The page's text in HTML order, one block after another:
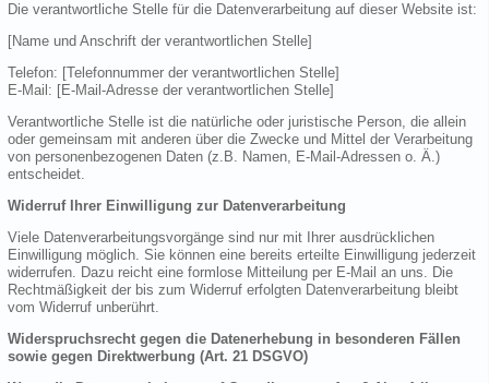
Die verantwortliche Stelle für die Datenverarbeitung auf dieser Website ist:
[Name und Anschrift der verantwortlichen Stelle]
Telefon: [Telefonnummer der verantwortlichen Stelle]
E-Mail: [E-Mail-Adresse der verantwortlichen Stelle]
Verantwortliche Stelle ist die natürliche oder juristische Person, die allein
oder gemeinsam mit anderen über die Zwecke und Mittel der Verarbeitung
von personenbezogenen Daten (z.B. Namen, E-Mail-Adressen o. Ä.)
entscheidet.
Widerruf Ihrer Einwilligung zur Datenverarbeitung
Viele Datenverarbeitungsvorgänge sind nur mit Ihrer ausdrücklichen
Einwilligung möglich. Sie können eine bereits erteilte Einwilligung jederzeit
widerrufen. Dazu reicht eine formlose Mitteilung per E-Mail an uns. Die
Rechtmäßigkeit der bis zum Widerruf erfolgten Datenverarbeitung bleibt
vom Widerruf unberührt.
Widerspruchsrecht gegen die Datenerhebung in besonderen Fällen
sowie gegen Direktwerbung (Art. 21 DSGVO)